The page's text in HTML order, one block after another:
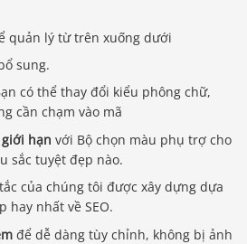
quản lý từ trên xuống dưới
sung.
có thể thay đổi kiểu phông chữ,
cần chạm vào mã
hạn với Bộ chọn màu phụ trợ cho
sắc tuyệt đẹp nào.
của chúng tôi được xây dựng dựa
hay nhất về SEO.
để dễ dàng tùy chỉnh, không bị ảnh